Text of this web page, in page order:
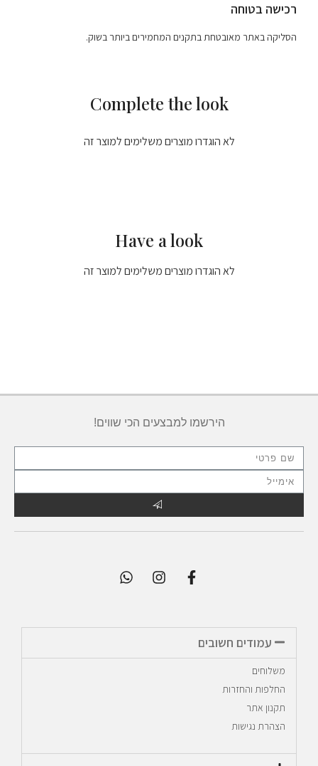
רכישה בטוחה
הסליקה באתר מאובטחת בתקנים המחמירים ביותר בשוק.
Complete the look
לא הוגדרו מוצרים משלימים למוצר זה
Have a look
לא הוגדרו מוצרים משלימים למוצר זה
הירשמו למבצעים הכי שווים!
עמודים חשובים
משלוחים
החלפות והחזרות
תקנון אתר
הצהרת נגישות